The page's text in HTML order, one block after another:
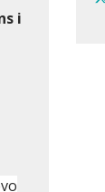
i